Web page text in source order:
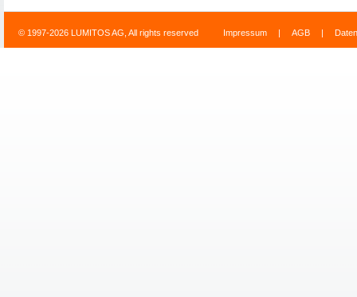
© 1997-2026 LUMITOS AG, All rights reserved Impressum | AGB |